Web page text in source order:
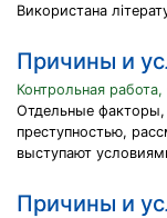
Використана
Причины и
Контрольная
Отдельные
преступностью,
выступают
Причины и